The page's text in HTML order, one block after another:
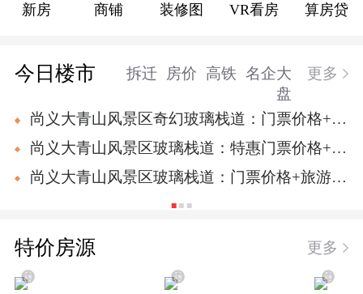
新房 商铺 装修图 VR看房 算房贷
今日楼市 拆迁 房价 高铁 名企大
盘
更多
尚义大青山风景区奇幻玻璃栈道：门票价格+旅
游攻略来啦 2025
尚义大青山风景区玻璃栈道：特惠门票价格+旅
游攻略（2025年）
尚义大青山风景区玻璃栈道：门票价格+旅游攻
特价房源 更多